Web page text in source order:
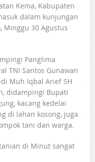
Kema, Kabupaten
dalam kunjungan
Minggu 30 Agustus
Panglima
TNI Santos Gunawan
Muh Iqbal Arief SH
didampingi Bupati
kacang kedelai
di lahan kosong, juga
tani dan warga.
di Minut sangat